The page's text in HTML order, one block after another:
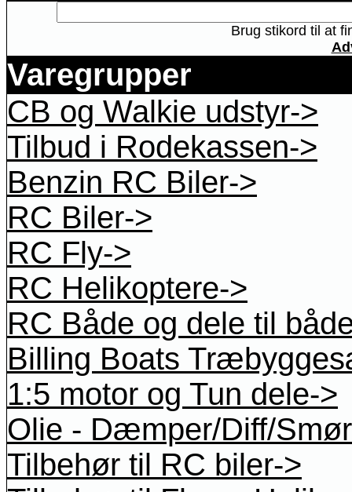
Brug stikord til at
Varegrupper
CB og Walkie udstyr->
Tilbud i Rodekassen->
Benzin RC Biler->
RC Biler->
RC Fly->
RC Helikoptere->
RC Både og dele til
Billing Boats
1:5 motor og Tun dele->
Olie - Dæmper/Diff/
Tilbehør til RC biler->